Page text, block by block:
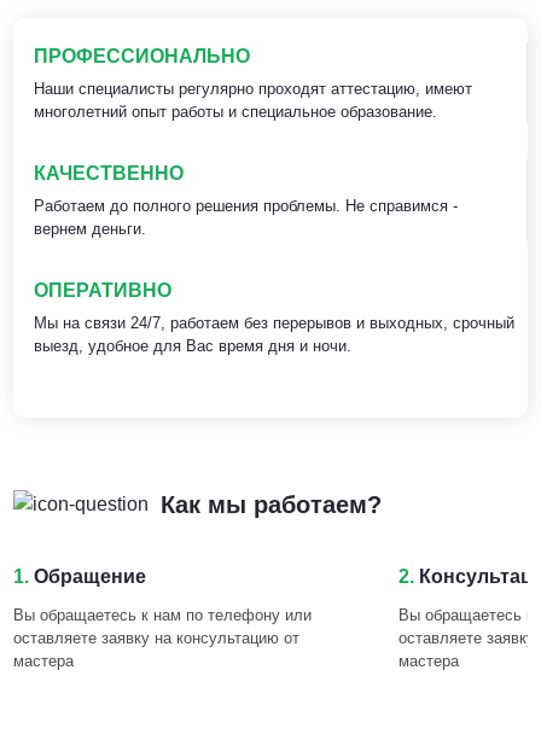
ПРОФЕССИОНАЛЬНО
Наши специалисты регулярно проходят аттестацию, имеют
многолетний опыт работы и специальное образование.
КАЧЕСТВЕННО
Работаем до полного решения проблемы. Не справимся -
вернем деньги.
ОПЕРАТИВНО
Мы на связи 24/7, работаем без перерывов и выходных, срочный
выезд, удобное для Вас время дня и ночи.
Как мы работаем?
1. Обращение
Вы обращаетесь к нам по телефону или
оставляете заявку на консультацию от
мастера
2.
Вы обращаетесь
оставляете
мастера